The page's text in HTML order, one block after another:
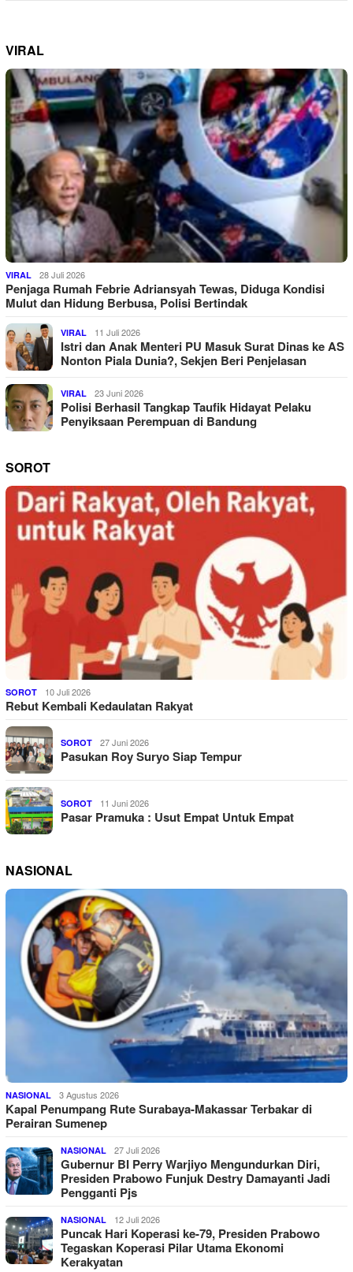
VIRAL
VIRAL 28 Juli 2026
Penjaga Rumah Febrie Adriansyah Tewas, Diduga Kondisi
Mulut dan Hidung Berbusa, Polisi Bertindak
VIRAL 11 Juli 2026
Istri dan Anak Menteri PU Masuk Surat Dinas ke AS
Nonton Piala Dunia?, Sekjen Beri Penjelasan
VIRAL 23 Juni 2026
Polisi Berhasil Tangkap Taufik Hidayat Pelaku
Penyiksaan Perempuan di Bandung
SOROT
SOROT 10 Juli 2026
Rebut Kembali Kedaulatan Rakyat
SOROT 27 Juni 2026
Pasukan Roy Suryo Siap Tempur
SOROT 11 Juni 2026
Pasar Pramuka : Usut Empat Untuk Empat
NASIONAL
NASIONAL 3 Agustus 2026
Kapal Penumpang Rute Surabaya-Makassar Terbakar di
Perairan Sumenep
NASIONAL 27 Juli 2026
Gubernur BI Perry Warjiyo Mengundurkan Diri,
Presiden Prabowo Funjuk Destry Damayanti Jadi
Pengganti Pjs
NASIONAL 12 Juli 2026
Puncak Hari Koperasi ke-79, Presiden Prabowo
Tegaskan Koperasi Pilar Utama Ekonomi
Kerakyatan